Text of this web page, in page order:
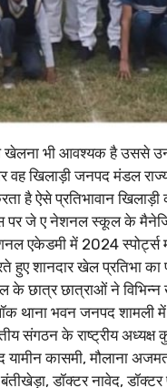
खेलना भी आवश्यक है उससे
वह खिलाड़ी जनपद मंडल
है ऐसे प्रतिभावान
पर जे ए नेशनल स्कूल के
एकेडमी में 2024 स्पोर्ट्स
शानदार खेल प्रतिभा
छात्र छात्राओं ने
थाना भवन जनपद शामली
संगठन के राष्ट्रीय अध्यक्ष
यामीन कासमी, मौलाना
डॉक्टर नावेद,